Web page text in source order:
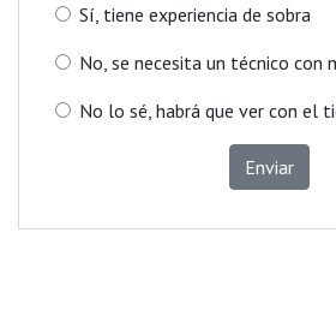
Sí, tiene experiencia de sobra
No, se necesita un técnico con
No lo sé, habrá que ver con el
Enviar